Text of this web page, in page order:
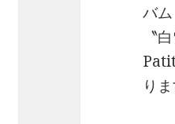
バ
〝
りま